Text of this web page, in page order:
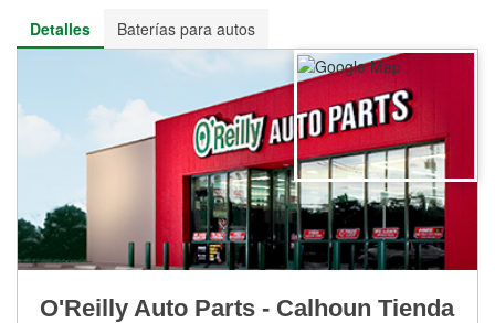
Detalles
Baterías para autos
O'Reilly Auto Parts - Calhoun Tienda